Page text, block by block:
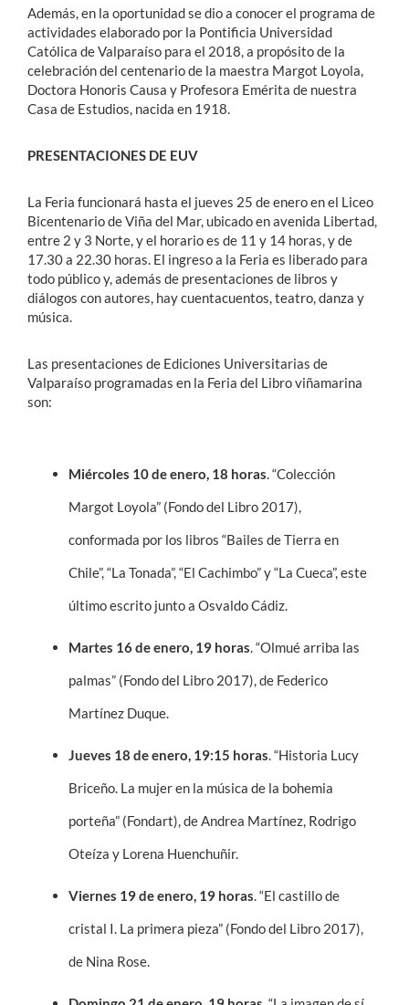
Además, en la oportunidad se dio a conocer el programa de
actividades elaborado por la Pontificia Universidad
Católica de Valparaíso para el 2018, a propósito de la
celebración del centenario de la maestra Margot Loyola,
Doctora Honoris Causa y Profesora Emérita de nuestra
Casa de Estudios, nacida en 1918.
PRESENTACIONES DE EUV
La Feria funcionará hasta el jueves 25 de enero en el Liceo
Bicentenario de Viña del Mar, ubicado en avenida Libertad,
entre 2 y 3 Norte, y el horario es de 11 y 14 horas, y de
17.30 a 22.30 horas. El ingreso a la Feria es liberado para
todo público y, además de presentaciones de libros y
diálogos con autores, hay cuentacuentos, teatro, danza y
música.
Las presentaciones de Ediciones Universitarias de
Valparaíso programadas en la Feria del Libro viñamarina
son:
Miércoles 10 de enero, 18 horas. “Colección
Margot Loyola” (Fondo del Libro 2017),
conformada por los libros “Bailes de Tierra en
Chile”, “La Tonada”, “El Cachimbo” y “La Cueca”, este
último escrito junto a Osvaldo Cádiz.
Martes 16 de enero, 19 horas. “Olmué arriba las
palmas” (Fondo del Libro 2017), de Federico
Martínez Duque.
Jueves 18 de enero, 19:15 horas. “Historia Lucy
Briceño. La mujer en la música de la bohemia
porteña” (Fondart), de Andrea Martínez, Rodrigo
Oteíza y Lorena Huenchuñir.
Viernes 19 de enero, 19 horas. “El castillo de
cristal I. La primera pieza” (Fondo del Libro 2017),
de Nina Rose.